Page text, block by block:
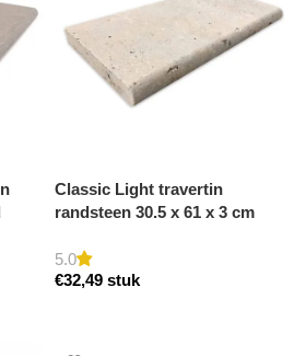
Classic Light travertin
randsteen 30.5 x 61 x 3 cm
getrommeld
5.0
€32,49 stuk